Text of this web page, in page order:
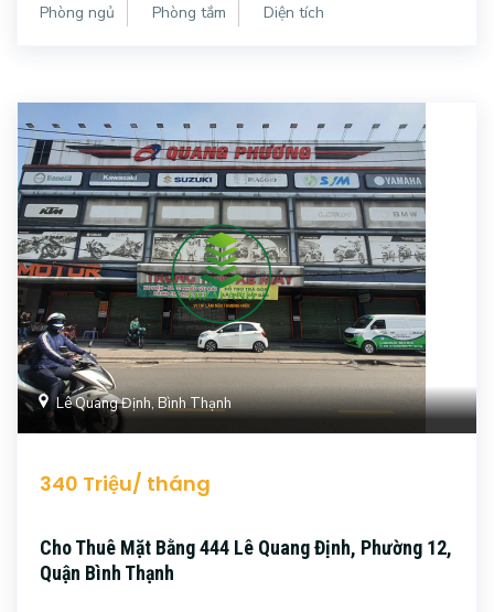
Phòng ngủ Phòng tắm
Diện tích
Lê Quang Định, Bình Thạnh
340 Triệu/ tháng
Cho Thuê Mặt Bằng 444 Lê Quang Định, Phường 12,
Quận Bình Thạnh